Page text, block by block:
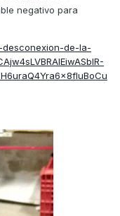
negativo para
desconexion-de-la-